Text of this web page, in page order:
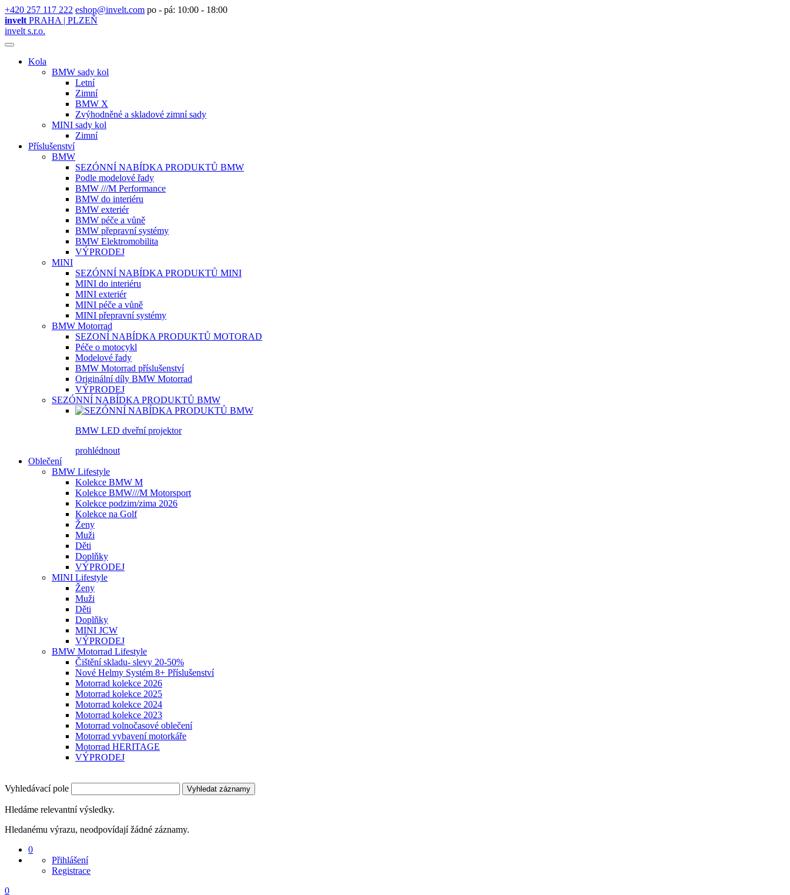
+420 257 117 222 eshop@invelt.com po - pá: 10:00 - 18:00
invelt PRAHA | PLZEŇ
invelt s.r.o.
Kola
BMW sady kol
Letní
Zimní
BMW X
Zvýhodněné a skladové zimní sady
MINI sady kol
Zimní
Příslušenství
BMW
SEZÓNNÍ NABÍDKA PRODUKTŮ BMW
Podle modelové řady
BMW ///M Performance
BMW do interiéru
BMW exteriér
BMW péče a vůně
BMW přepravní systémy
BMW Elektromobilita
VÝPRODEJ
MINI
SEZÓNNÍ NABÍDKA PRODUKTŮ MINI
MINI do interiéru
MINI exteriér
MINI péče a vůně
MINI přepravní systémy
BMW Motorrad
SEZONÍ NABÍDKA PRODUKTŮ MOTORAD
Péče o motocykl
Modelové řady
BMW Motorrad příslušenství
Originální díly BMW Motorrad
VÝPRODEJ
SEZÓNNÍ NABÍDKA PRODUKTŮ BMW
BMW LED dveřní projektor
prohlédnout
Oblečení
BMW Lifestyle
Kolekce BMW M
Kolekce BMW///M Motorsport
Kolekce podzim/zima 2026
Kolekce na Golf
Ženy
Muži
Děti
Doplňky
VÝPRODEJ
MINI Lifestyle
Ženy
Muži
Děti
Doplňky
MINI JCW
VÝPRODEJ
BMW Motorrad Lifestyle
Čištění skladu- slevy 20-50%
Nové Helmy Systém 8+ Příslušenství
Motorrad kolekce 2026
Motorrad kolekce 2025
Motorrad kolekce 2024
Motorrad kolekce 2023
Motorrad volnočasové oblečení
Motorrad vybavení motorkáře
Motorrad HERITAGE
VÝPRODEJ
Vyhledávací pole Vyhledat záznamy
Hledáme relevantní výsledky.
Hledanému výrazu, neodpovídají žádné záznamy.
0
Přihlášení
Registrace
0